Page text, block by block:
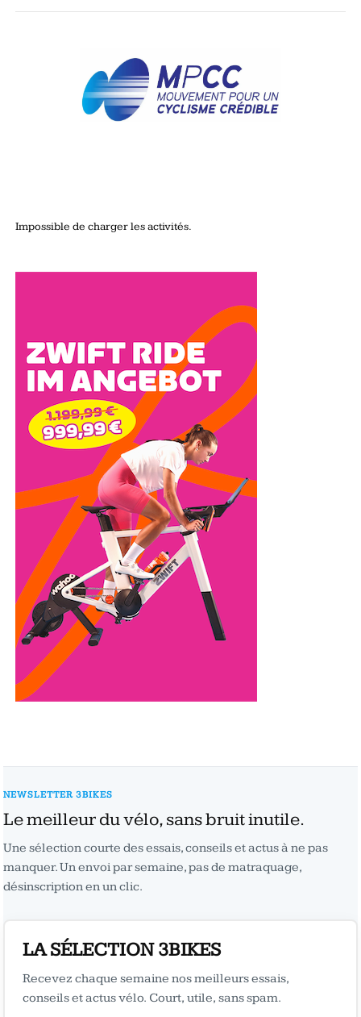
Impossible de charger les activités.
NEWSLETTER 3BIKES
Le meilleur du vélo, sans bruit inutile.
Une sélection courte des essais, conseils et actus à ne pas
manquer. Un envoi par semaine, pas de matraquage,
désinscription en un clic.
LA SÉLECTION 3BIKES
Recevez chaque semaine nos meilleurs essais,
conseils et actus vélo. Court, utile, sans spam.